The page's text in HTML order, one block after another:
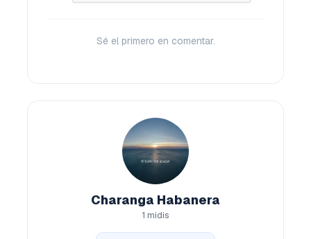
Sé el primero en comentar.
Charanga Habanera
1 midis